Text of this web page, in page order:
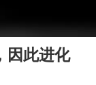
因此进化